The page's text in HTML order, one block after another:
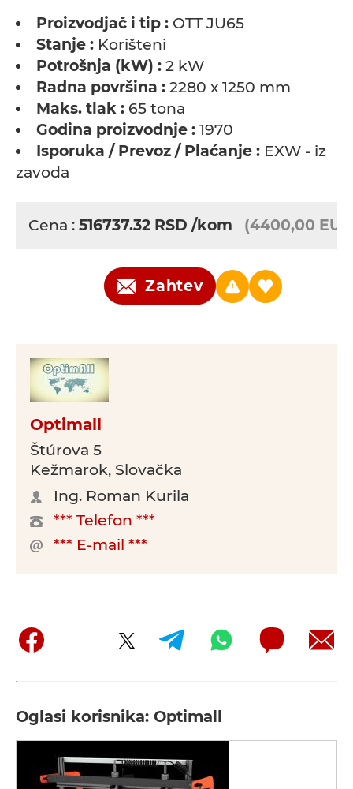
Proizvodjač i tip : OTT JU65
Stanje : Korišteni
Potrošnja (kW) : 2 kW
Radna površina : 2280 x 1250 mm
Maks. tlak : 65 tona
Godina proizvodnje : 1970
Isporuka / Prevoz / Plaćanje : EXW - iz
zavoda
Cena : 516737.32 RSD /kom (4400,00
Zahtev
Optimall
Štúrova 5
Kežmarok, Slovačka
Ing. Roman Kurila
*** Telefon ***
*** E-mail ***
Oglasi korisnika: Optimall